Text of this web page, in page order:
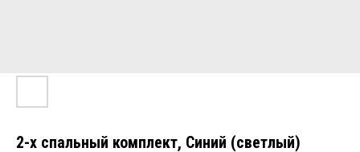
2-х спальный комплект, Синий (светлый)